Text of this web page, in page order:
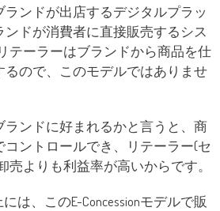
ンドが出店するデジタルプラッ
ンドが消費者に直接販売するシス
テーラーはブランドから商品を仕
るので、このモデルではありませ
ランドに好まれるかと言うと、商
ントロールでき、リテーラー(セ
売よりも利益率が高いからです。
には、このE-Concessionモデルで販